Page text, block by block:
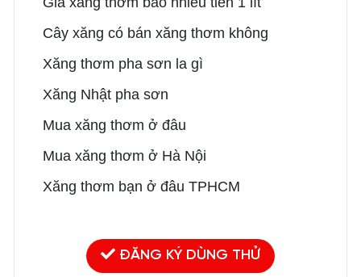
Cây xăng có bán xăng thơm không
Xăng thơm pha sơn la gì
Xăng Nhật pha sơn
Mua xăng thơm ở đâu
Mua xăng thơm ở Hà Nội
Xăng thơm bạn ở đâu TPHCM
ĐĂNG KÝ DÙNG THỬ